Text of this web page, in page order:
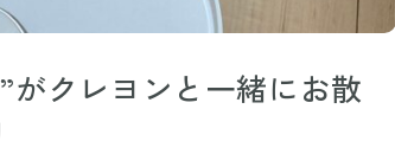
がクレヨンと一緒にお散